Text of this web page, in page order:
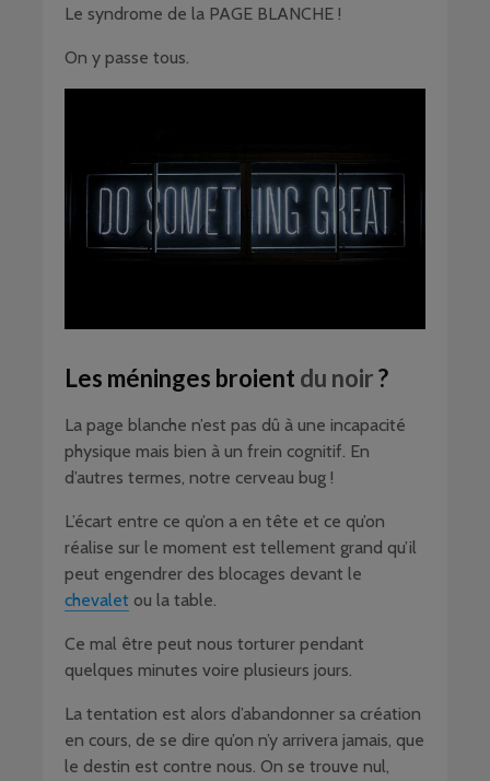
Le syndrome de la PAGE BLANCHE !
On y passe tous.
Les méninges broient du noir?
La page blanche n’est pas dû à une incapacité
physique mais bien à un frein cognitif. En
d’autres termes, notre cerveau bug !
L’écart entre ce qu’on a en tête et ce qu’on
réalise sur le moment est tellement grand qu’il
peut engendrer des blocages devant le
chevalet ou la table.
Ce mal être peut nous torturer pendant
quelques minutes voire plusieurs jours.
La tentation est alors d’abandonner sa création
en cours, de se dire qu’on n’y arrivera jamais, que
le destin est contre nous. On se trouve nul,